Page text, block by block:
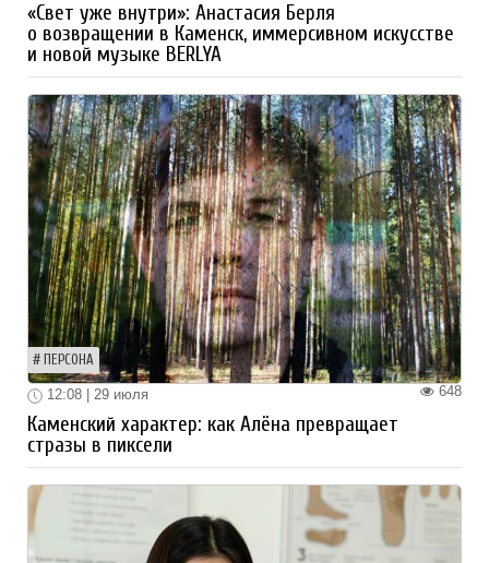
«Свет уже внутри»: Анастасия Берля
о возвращении в Каменск, иммерсивном искусстве
и новой музыке BERLYA
ПЕРСОНА
648
12:08 | 29 июля
Каменский характер: как Алёна превращает
стразы в пиксели